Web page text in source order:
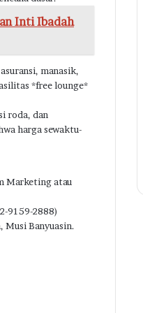
Inti Ibadah
manasik,
*free lounge*
roda, dan
harga sewaktu-
Marketing atau
9159-2888)
Musi Banyuasin.